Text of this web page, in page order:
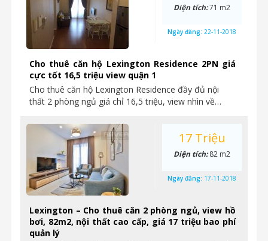
Cho thuê căn hộ Lexington Residence 2PN giá
cực tốt 16,5 triệu view quận 1
Cho thuê căn hộ Lexington Residence đầy đủ nội
thất 2 phòng ngủ giá chỉ 16,5 triệu, view nhìn về…
Diện tích:71 m2
Ngày đăng: 22-11-2018
Lexington – Cho thuê căn 2 phòng ngủ, view hồ
bơi, 82m2, nội thất cao cấp, giá 17 triệu bao phí
quản lý
17 Triệu
Diện tích:82 m2
Ngày đăng: 17-11-2018